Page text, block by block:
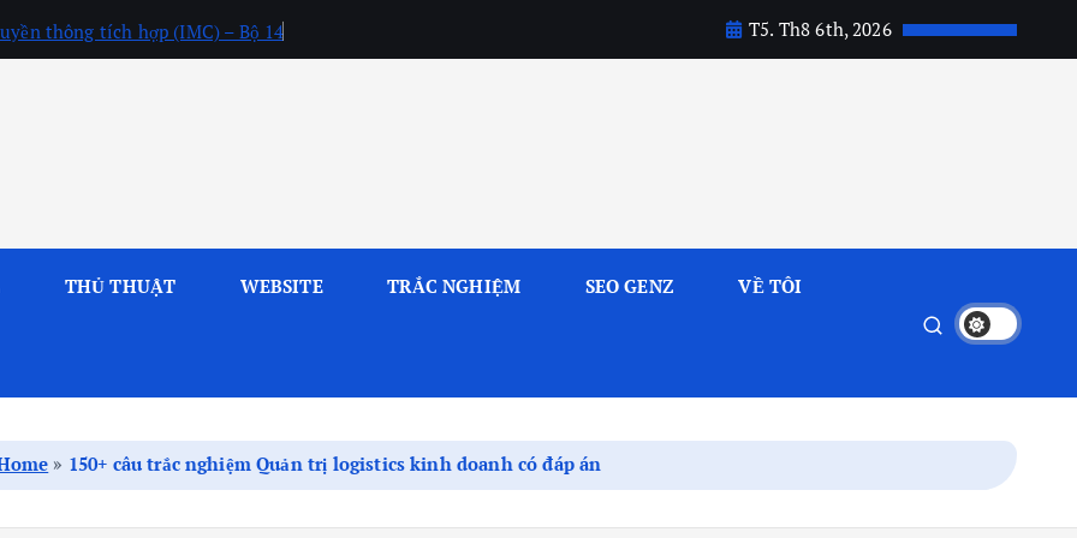
thông tích hợp (IMC) – Bộ 14 T5. Th8 6th, 2026
THỦ THUẬT WEBSITE TRẮC NGHIỆM SEO GENZ VỀ TÔI
» 150+ câu trắc nghiệm Quản trị logistics kinh doanh có đáp án